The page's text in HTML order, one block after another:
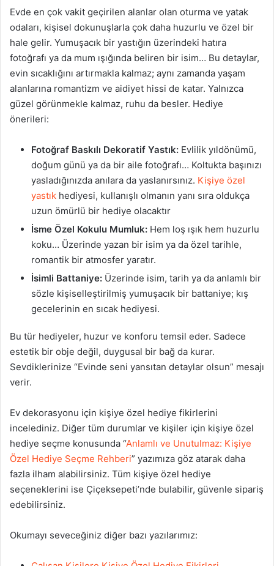
Evde en çok vakit geçirilen alanlar olan oturma ve yatak
odaları, kişisel dokunuşlarla çok daha huzurlu ve özel bir
hale gelir. Yumuşacık bir yastığın üzerindeki hatıra
fotoğrafı ya da mum ışığında beliren bir isim… Bu detaylar,
evin sıcaklığını artırmakla kalmaz; aynı zamanda yaşam
alanlarına romantizm ve aidiyet hissi de katar. Yalnızca
güzel görünmekle kalmaz, ruhu da besler. Hediye
önerileri:
Fotoğraf Baskılı Dekoratif Yastık: Evlilik yıldönümü,
doğum günü ya da bir aile fotoğrafı… Koltukta başınızı
yasladığınızda anılara da yaslanırsınız. Kişiye özel
yastık hediyesi, kullanışlı olmanın yanı sıra oldukça
uzun ömürlü bir hediye olacaktır
İsme Özel Kokulu Mumluk: Hem loş ışık hem huzurlu
koku… Üzerinde yazan bir isim ya da özel tarihle,
romantik bir atmosfer yaratır.
İsimli Battaniye: Üzerinde isim, tarih ya da anlamlı bir
sözle kişiselleştirilmiş yumuşacık bir battaniye; kış
gecelerinin en sıcak hediyesi.
Bu tür hediyeler, huzur ve konforu temsil eder. Sadece
estetik bir obje değil, duygusal bir bağ da kurar.
Sevdiklerinize “Evinde seni yansıtan detaylar olsun” mesajı
verir.
Ev dekorasyonu için kişiye özel hediye fikirlerini
incelediniz. Diğer tüm durumlar ve kişiler için kişiye özel
hediye seçme konusunda “Anlamlı ve Unutulmaz: Kişiye
Özel Hediye Seçme Rehberi” yazımıza göz atarak daha
fazla ilham alabilirsiniz. Tüm kişiye özel hediye
seçeneklerini ise Çiçeksepeti’nde bulabilir, güvenle sipariş
edebilirsiniz.
Okumayı seveceğiniz diğer bazı yazılarımız: